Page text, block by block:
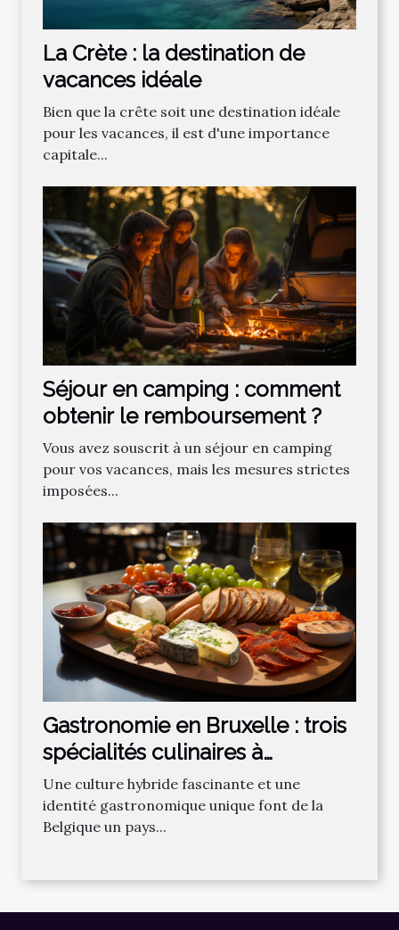
La Crète : la destination de
vacances idéale
Bien que la crête soit une destination idéale
pour les vacances, il est d'une importance
capitale...
Séjour en camping : comment
obtenir le remboursement ?
Vous avez souscrit à un séjour en camping
pour vos vacances, mais les mesures strictes
imposées...
Gastronomie en Bruxelle : trois
spécialités culinaires à
découvrir !
Une culture hybride fascinante et une
identité gastronomique unique font de la
Belgique un pays...